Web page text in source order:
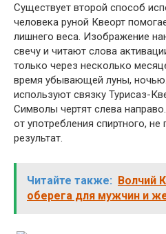
Существует второй способ
человека руной Квеорт
лишнего веса. Изображение
свечу и читают слова
только через несколько
время убывающей луны,
используют связку Турисаз-
Символы чертят слева
от употребления спиртного, не
результат.
Читайте также: Волчий
оберега для мужчин и